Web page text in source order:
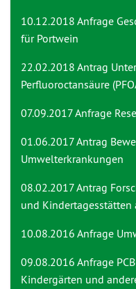
10.12.2018 Anfrage
für Portwein
22.02.2018 Antrag
Perfluoroctansäure
07.09.2017 Anfrage
01.06.2017 Antrag
Umwelterkrankungen
08.02.2017 Antrag
und Kindertagesstätten
10.08.2016 Anfrage
09.08.2016 Anfrage
Kindergärten und